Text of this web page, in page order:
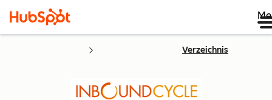
Verzeichnis